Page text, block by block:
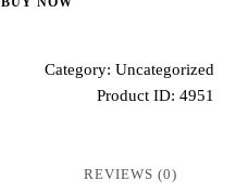
Category: Uncategorized
Product ID: 4951
REVIEWS (0)